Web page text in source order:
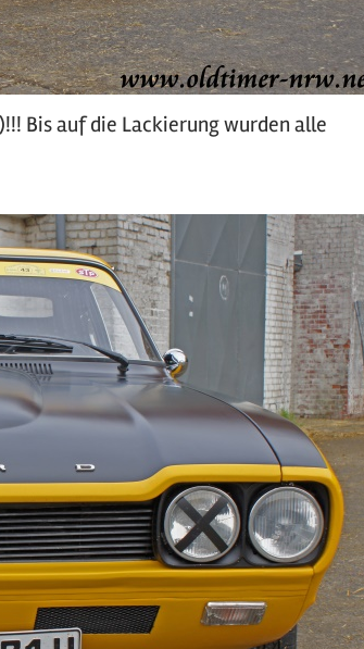
Bis auf die Lackierung wurden alle